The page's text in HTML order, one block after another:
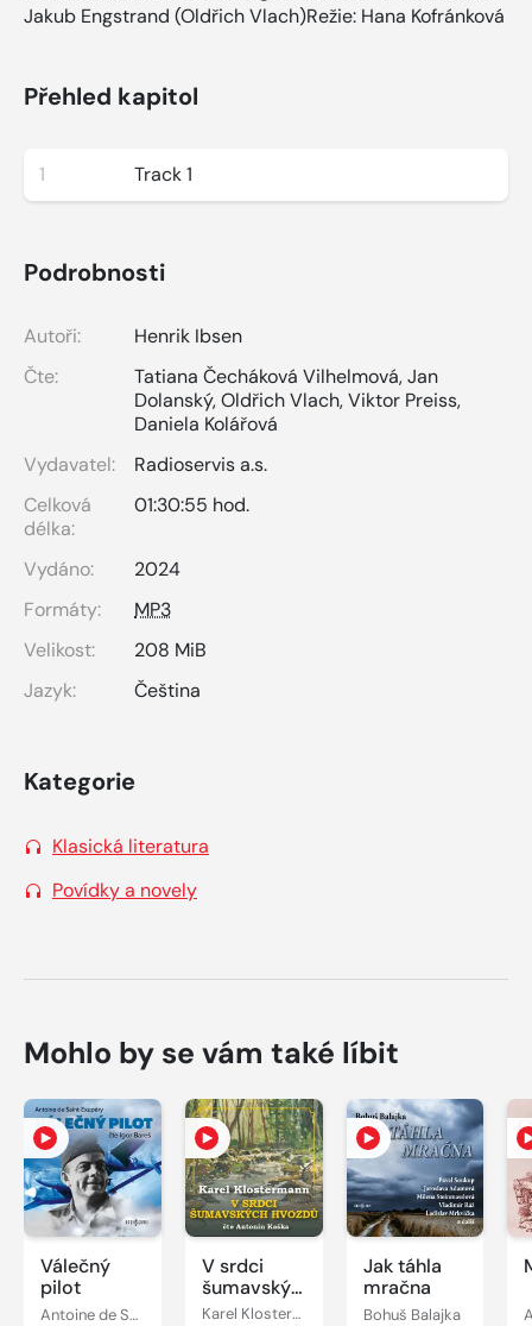
Jakub Engstrand (Oldřich Vlach)Režie: Hana Kofránková
Přehled kapitol
1 Track 1
Podrobnosti
Autoři:
Henrik Ibsen
Čte:
Tatiana Čecháková Vilhelmová,Jan
Dolanský,Oldřich Vlach,Viktor Preiss,
Daniela Kolářová
Vydavatel:
Radioservis a.s.
Celková
délka:
01:30:55 hod.
Vydáno:
2024
Formáty:
MP3
Velikost:
208 MiB
Jazyk:
Čeština
Kategorie
Klasická literatura
Povídky a novely
Mohlo by se vám také líbit
Válečný
pilot
Antoine de Saint-Exupéry
V srdci
šumavských
hvozdů
Karel Klostermann
Jak táhla
mračna
Bohuš Balajka